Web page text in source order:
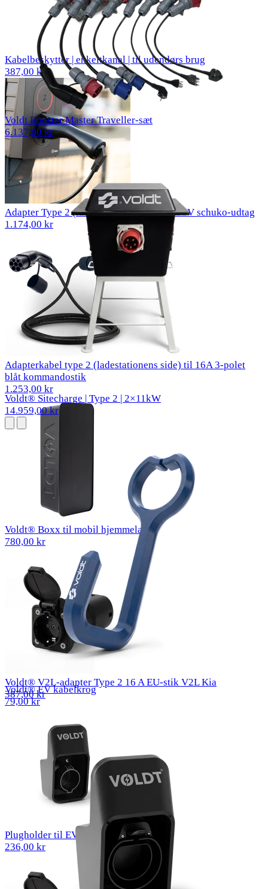
Kabelbeskytter | enkeltkanal | til udendørs brug
387,00 kr
Adapter Type 2 (ladestation) til Type F 230V schuko-udtag
1.174,00 kr
Adapterkabel type 2 (ladestationens side) til 16A 3-polet
blåt kommandostik
1.253,00 kr
Voldt® Boxx til mobil hjemmelader
780,00 kr
Voldt® V2L-adapter Type 2 16 A EU-stik V2L Kia
387,00 kr
Plugholder til EV Type 1-ladekabel
236,00 kr
Voldt Booster Master Traveller-sæt
6.137,00 kr
Voldt® Sitecharge | Type 2 | 2×11kW
14.959,00 kr
Voldt® EV kabelkrog
79,00 kr